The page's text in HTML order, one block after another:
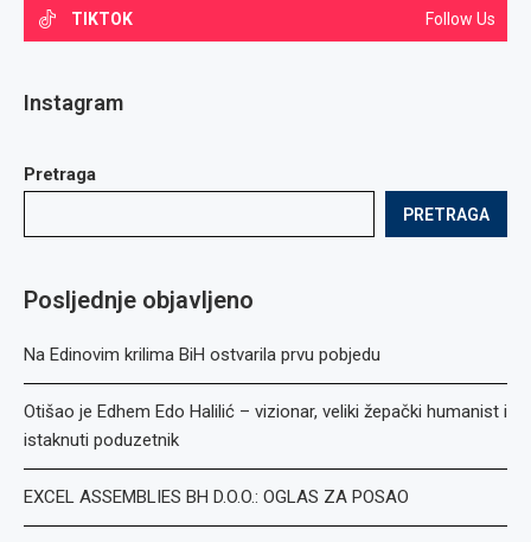
TIKTOK Follow Us
Instagram
Pretraga
PRETRAGA
Posljednje objavljeno
Na Edinovim krilima BiH ostvarila prvu pobjedu
Otišao je Edhem Edo Halilić – vizionar, veliki žepački humanist i
istaknuti poduzetnik
EXCEL ASSEMBLIES BH D.O.O.: OGLAS ZA POSAO